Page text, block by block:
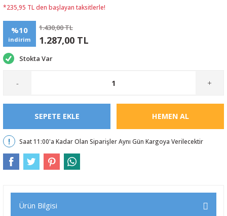
*235,95 TL den başlayan taksitlerle!
%10
indirim
1.430,00 TL
1.287,00 TL
Stokta Var
- +
SEPETE EKLE HEMEN AL
Saat 11:00'a Kadar Olan Siparişler Aynı Gün Kargoya Verilecektir
Ürün Bilgisi